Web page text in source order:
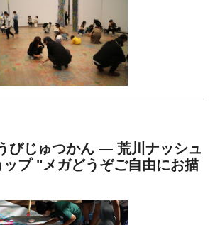
びじゅつかん ― 荒川ナッシュ
ップ "メガどうぞご自由にお描